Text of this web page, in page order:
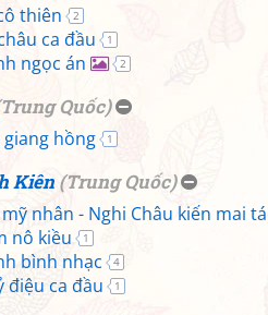
thiên
2
ca đầu 1
ngọc án 2
Trung Quốc)
giang hồng 1
Kiên (Trung Quốc)
nhân - Nghi Châu kiến mai
nô kiều
1
bình nhạc 4
điệu ca đầu 1